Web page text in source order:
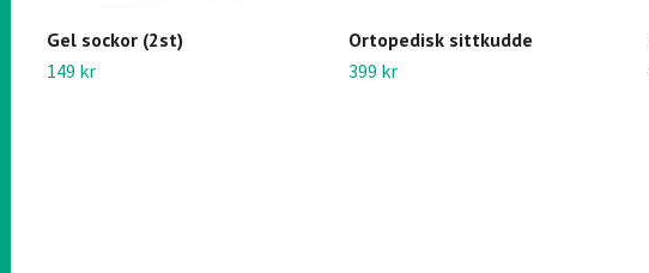
Gel sockor (2st)
149 kr
Ortopedisk sittkudde
399 kr